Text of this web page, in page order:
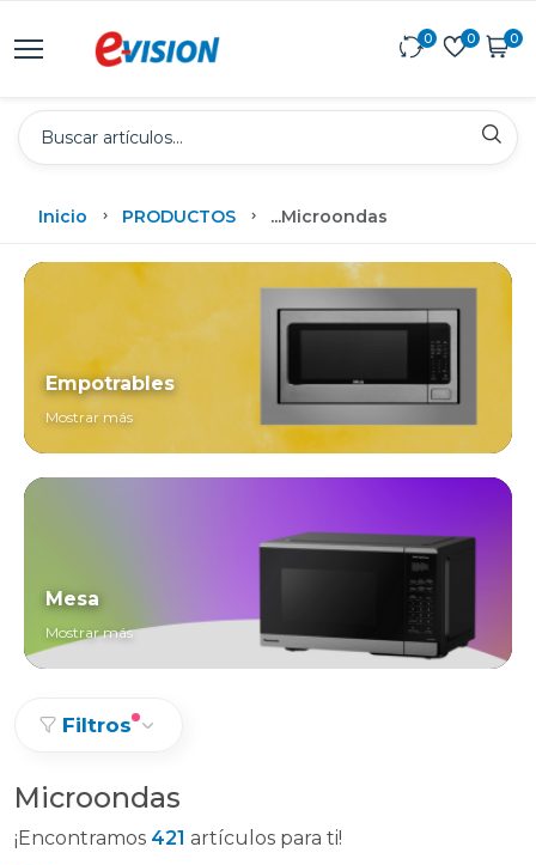
0 0 0
Inicio PRODUCTOS ...Microondas
Empotrables
Mostrar más
Mesa
Mostrar más
Filtros
Microondas
¡Encontramos 421 artículos para ti!